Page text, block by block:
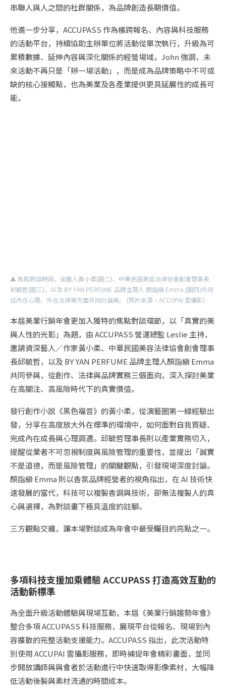
串聯人與人之間的社群關係，為品牌創造長期價值。
他進一步分享，ACCUPASS 作為橫跨報名、內容與科技服務
的活動平台，持續協助主辦單位將活動從單次執行，升級為可
累積數據、延伸內容與深化關係的經營場域。John 強調，未
來活動不再只是「辦一場活動」，而是成為品牌策略中不可或
缺的核心接觸點，也為美業及各產業提供更具延展性的成長可
能。
▲ 焦點對談時段，由藝人黃小柔(圖二)、中華民國美容法律協會創會理事長
邱毓哲(圖三)，以及 BY YAN PERFUME 品牌主理人 顏詣縝 Emma (圖四)共同
從內在心理、外在法律等方面共同討論美。 (照片來源：ACCUPAI 雲攝影)
本屆美業行銷年會更加入獨特的焦點對談環節，以「真實的美
與人性的光影」為題，由 ACCUPASS 營運總監 Leslie 主持，
邀請資深藝人／作家黃小柔、中華民國美容法律協會創會理事
長邱毓哲，以及 BY YAN PERFUME 品牌主理人顏詣縝 Emma
共同參與，從創作、法律與品牌實務三個面向，深入探討美業
在高關注、高風險時代下的真實價值。
發行創作小說《黑色福音》的黃小柔，從演藝圈第一線經驗出
發，分享在高度放大外在標準的環境中，如何面對自我質疑、
完成內在成長與心理調適。邱毓哲理事長則以產業實務切入，
提醒從業者不可忽視制度與風險管理的重要性，並提出「誠實
不是道德，而是風險管理」的關鍵觀點，引發現場深度討論。
顏詣縝 Emma 則以香氛品牌經營者的視角指出，在 AI 技術快
速發展的當代，科技可以複製香調與技術，卻無法複製人的真
心與選擇，為對談畫下極具溫度的註腳。
三方觀點交織，讓本場對談成為年會中最受矚目的亮點之一。
多項科技支援加乘體驗 ACCUPASS 打造高效互動的
活動新標準
為全面升級活動體驗與現場互動，本屆《美業行銷趨勢年會》
整合多項 ACCUPASS 科技服務，展現平台從報名、現場到內
容擴散的完整活動支援能力。ACCUPASS 指出，此次活動特
別使用 ACCUPAI 雲攝影服務，即時捕捉年會精彩畫面，並同
步開放講師與與會者於活動進行中快速取得影像素材，大幅降
低活動後製與素材流通的時間成本。